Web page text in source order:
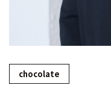
chocolate